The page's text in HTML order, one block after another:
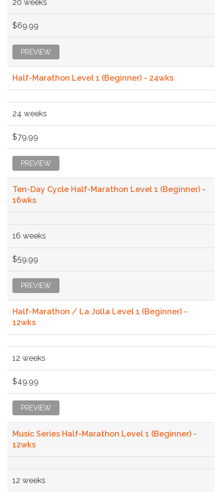
20 weeks
$69.99
PREVIEW
Half-Marathon Level 1 (Beginner) - 24wks
24 weeks
$79.99
PREVIEW
Ten-Day Cycle Half-Marathon Level 1 (Beginner) -
16wks
16 weeks
$59.99
PREVIEW
Half-Marathon / La Jolla Level 1 (Beginner) -
12wks
12 weeks
$49.99
PREVIEW
Music Series Half-Marathon Level 1 (Beginner) -
12wks
12 weeks